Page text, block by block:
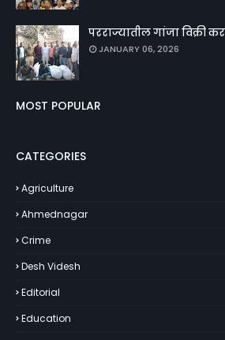
परराज्यातील गांजा विक्री
JANUARY 06, 2026
MOST POPULAR
CATEGORIES
Agriculture
Ahmednagar
Crime
Desh Videsh
Editorial
Education